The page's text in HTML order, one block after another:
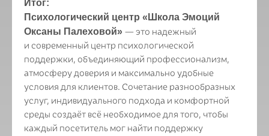
Итог:
Психологический центр «Школа Эмоций
Оксаны Палеховой» — это надежный
и современный центр психологической
поддержки, объединяющий профессионализм,
атмосферу доверия и максимально удобные
условия для клиентов. Сочетание разнообразных
услуг, индивидуального подхода и комфортной
среды создаёт всё необходимое для того, чтобы
каждый посетитель мог найти поддержку